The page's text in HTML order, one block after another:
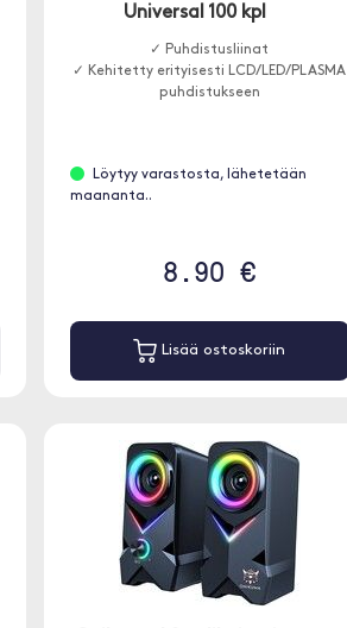
Universal 100 kpl
✓ Puhdistusliinat
✓ Kehitetty erityisesti LCD/LED/PLASMA
puhdistukseen
Löytyy varastosta, lähetetään
maananta..
8.90 €
Lisää ostoskoriin